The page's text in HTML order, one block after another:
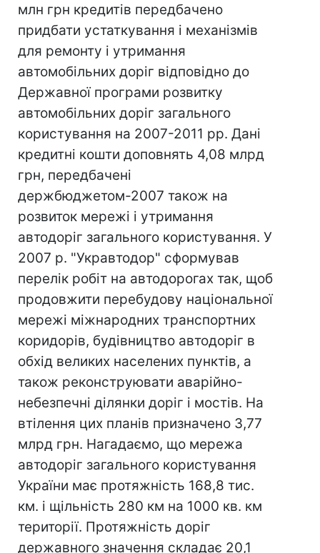
млн грн кредитів передбачено
придбати устаткування і механізмів
для ремонту і утримання
автомобільних доріг відповідно до
Державної програми розвитку
автомобільних доріг загального
користування на 2007-2011 рр. Дані
кредитні кошти доповнять 4,08 млрд
грн, передбачені
держбюджетом-2007 також на
розвиток мережі і утримання
автодоріг загального користування. У
2007 р. "Укравтодор" сформував
перелік робіт на автодорогах так, щоб
продовжити перебудову національної
мережі міжнародних транспортних
коридорів, будівництво автодоріг в
обхід великих населених пунктів, а
також реконструювати аварійно-
небезпечні ділянки доріг і мостів. На
втілення цих планів призначено 3,77
млрд грн. Нагадаємо, що мережа
автодоріг загального користування
України має протяжність 168,8 тис.
км. і щільність 280 км на 1000 кв. км
території. Протяжність доріг
державного значення складає 20,1